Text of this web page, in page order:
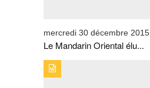
mercredi 30 décembre 2015
Le Mandarin Oriental élu...